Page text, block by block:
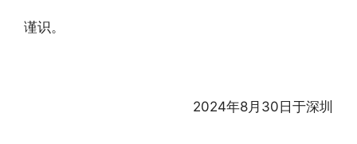
谨识。
2024年8月30日于深圳